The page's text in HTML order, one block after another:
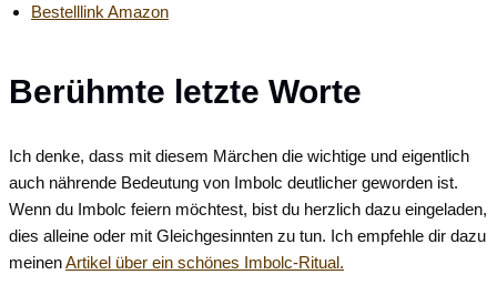
Bestelllink Amazon
Berühmte letzte Worte
Ich denke, dass mit diesem Märchen die wichtige und eigentlich
auch nährende Bedeutung von Imbolc deutlicher geworden ist.
Wenn du Imbolc feiern möchtest, bist du herzlich dazu eingeladen,
dies alleine oder mit Gleichgesinnten zu tun. Ich empfehle dir dazu
meinenArtikel über ein schönes Imbolc-Ritual.